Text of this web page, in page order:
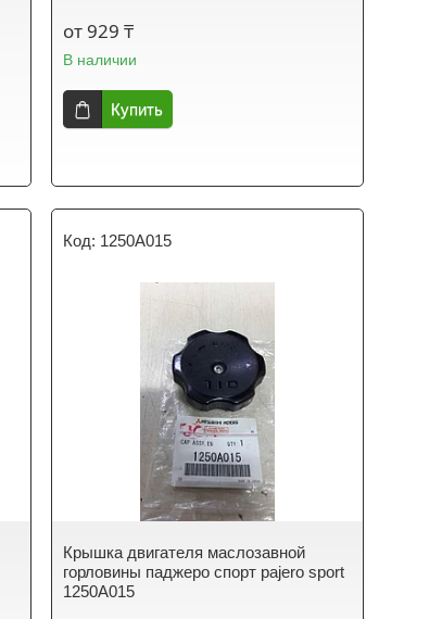
от 929 ₸
В наличии
Купить
1250A015
Крышка двигателя маслозавной
горловины паджеро спорт pajero sport
1250A015